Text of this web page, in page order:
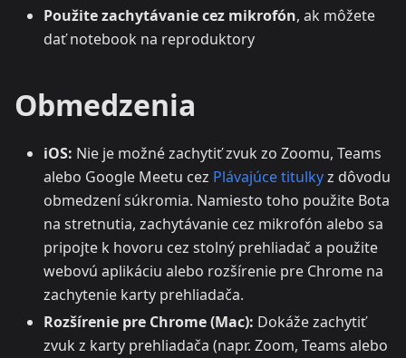
Použite zachytávanie cez mikrofón, ak môžete
dať notebook na reproduktory
Obmedzenia
iOS: Nie je možné zachytiť zvuk zo Zoomu, Teams
alebo Google Meetu cez Plávajúce titulkyz dôvodu
obmedzení súkromia. Namiesto toho použite Bota
na stretnutia, zachytávanie cez mikrofón alebo sa
pripojte k hovoru cez stolný prehliadač a použite
webovú aplikáciu alebo rozšírenie pre Chrome na
zachytenie karty prehliadača.
Rozšírenie pre Chrome (Mac): Dokáže zachytiť
zvuk z karty prehliadača (napr. Zoom, Teams alebo